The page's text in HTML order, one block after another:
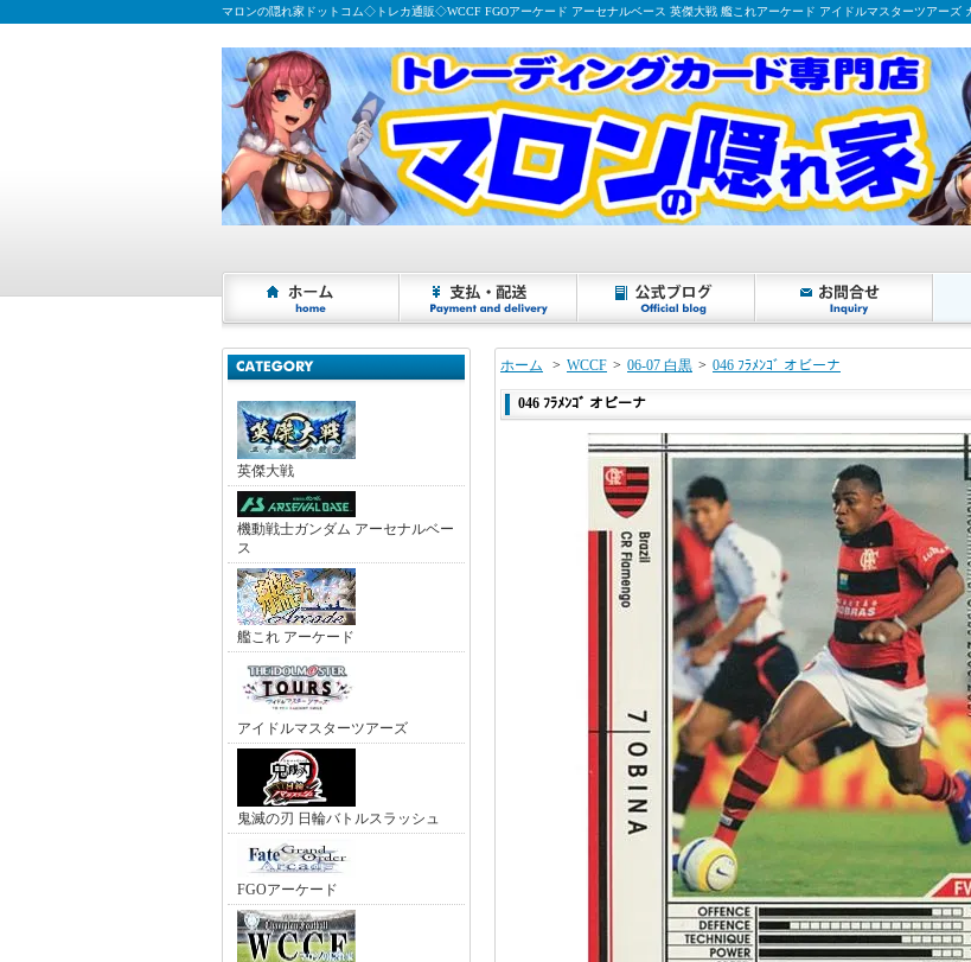
マロンの隠れ家ドットコム◇トレカ通販◇WCCF FGOアーケード アーセナルベース 英傑大戦 艦これアーケード アイドルマスターツアー
英傑大戦
機動戦士ガンダム アーセナルベー
ス
艦これ アーケード
アイドルマスターツアーズ
鬼滅の刃 日輪バトルスラッシュ
FGOアーケード
ホーム > WCCF > 06-07 白黒 > 046 ﾌﾗﾒﾝｺﾞ オビーナ
046 ﾌﾗﾒﾝｺﾞ オビーナ